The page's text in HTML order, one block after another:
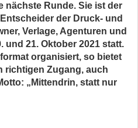
nächste Runde. Sie ist der
der Druck- und
Verlage, Agenturen und
und 21. Oktober 2021 statt.
organisiert, so bietet
richtigen Zugang, auch
„Mittendrin, statt nur